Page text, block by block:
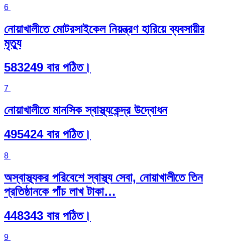
6
নোয়াখালীতে মোটরসাইকেল নিয়ন্ত্রণ হারিয়ে ব্যবসায়ীর
মৃত্যু
583249 বার পঠিত।
7
নোয়াখালীতে মানসিক স্বাস্থ্যকেন্দ্র উদ্বোধন
495424 বার পঠিত।
8
অস্বাস্থ্যকর পরিবেশে স্বাস্থ্য সেবা, নোয়াখালীতে তিন
প্রতিষ্ঠানকে পাঁচ লাখ টাকা…
448343 বার পঠিত।
9